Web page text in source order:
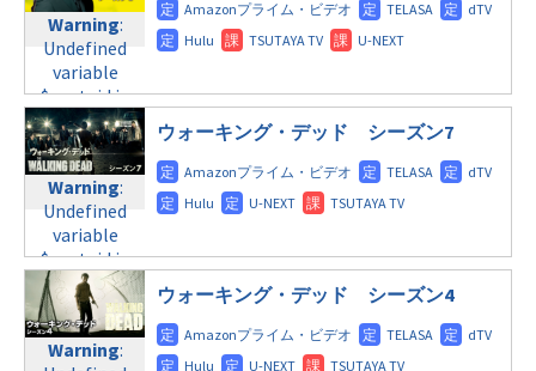
formats/format-
tax.phpon
line115
Undefined
variable
$post_id in
/home/c4607168/public_html/osusume-
doga.com/wp-
content/themes/soledad-
child/post-
formats/format-
tax.phpon
line115
content/themes/soledad-
child/post-
formats/format-
tax.phpon
line112
Warning:
Undefined
variable
$post_id in
/home/c4607168/public_html/osusume-
doga.com/wp-
content/themes/soledad-
child/post-
formats/format-
tax.phpon
Warning:
Undefined
variable
$post_id in
/home/c4607168/public_html/osusume-
doga.com/wp-
content/themes/soledad-
child/post-
formats/format-
tax.phpon
line112
Warning:
Undefined
variable
Warning:
Undefined
variable
$post_id in
/home/c4607168/public_html/osusume-
doga.com/wp-
content/themes/soledad-
child/post-
ウォーキング・デッド シーズン7
Warning:
ウォーキング・デッド シーズン4